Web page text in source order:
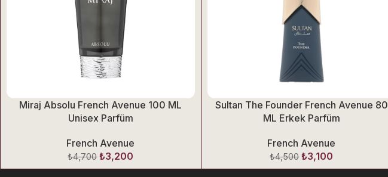
Miraj Absolu French Avenue 100 ML
Unisex Parfüm
French Avenue
₺4,700 ₺3,200
Sultan The Founder French Avenue 80
ML Erkek Parfüm
French Avenue
₺4,500 ₺3,100